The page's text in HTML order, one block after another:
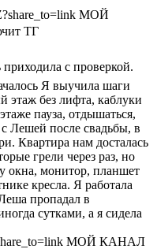
МОЙ
ТГ
с проверкой.
Я выучила шаги
этаж без лифта, каблуки
пауза, отдышаться,
Лешей после свадьбы, в
Квартира нам досталась
грели через раз, но
окна, монитор, планшет
кресла. Я работала
пропадал в
сутками, а я сидела
МОЙ КАНАЛ